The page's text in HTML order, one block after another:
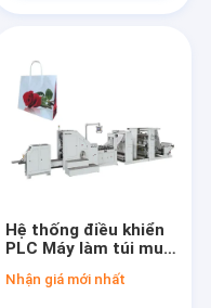
Hệ thống điều khiển
PLC Máy làm túi mua
Flexo tùy chọn Tốc
Nhận giá mới nhất